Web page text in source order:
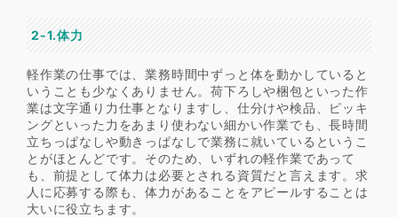
2-1.体力
軽作業の仕事では、業務時間中ずっと体を動かしていると
いうことも少なくありません。荷下ろしや梱包といった作
業は文字通り力仕事となりますし、仕分けや検品、ピッキ
ングといった力をあまり使わない細かい作業でも、長時間
立ちっぱなしや動きっぱなしで業務に就いているというこ
とがほとんどです。そのため、いずれの軽作業であって
も、前提として体力は必要とされる資質だと言えます。求
人に応募する際も、体力があることをアピールすることは
大いに役立ちます。